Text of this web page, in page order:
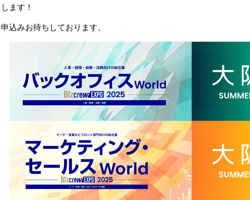
ます！
込みお待ちしております。